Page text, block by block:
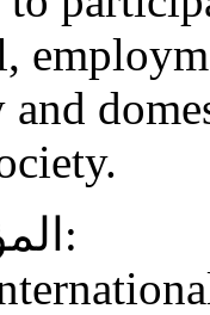
and
المؤلف / المؤلفة: